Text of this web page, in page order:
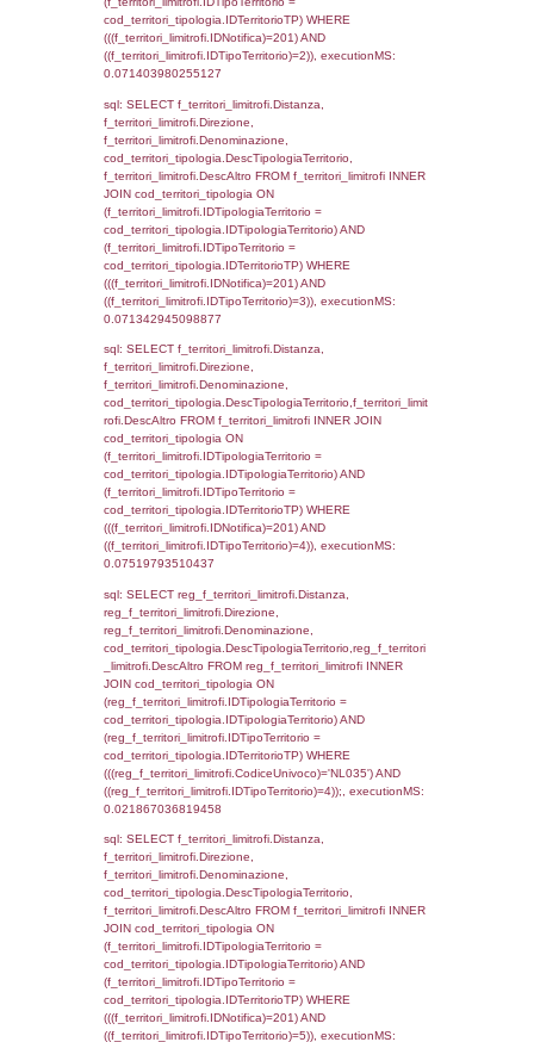
sql: SELECT a2p.Cognome, a2p.Nome
a2_ruolipersonale a2rp INNER JOIN
a2rp.IDPersonale = a2p.IDPersonale
(((a2p.IDNotifica)=201) AND
executionMS: 0.0030159950256348
sql: SELECT cod_ipa_aoo.des_amm,
d1_controlli.UntAmmTerr,
d1_controlli.Regione, d1_controlli.Provincia,
d1_controlli.Comune, d1_controlli.Via,
d1_controlli.Email, d1_controlli.Pec FROM
INNER JOIN d1_controlli ON
d1_controlli.UntAmmTerr where
executionMS: 0.022477865219116
sql: SELECT * FROM d2_autorizzazioni
IDNotifica=201, executionMS:
sql: SELECT Ispezione, IDArticoloComma,
StatoIspezione,
'%d/%m/%Y') as DataApertura,
DataChiusura,
'%d/%m/%Y') as DataUltimoPIR FROM
WHERE (((d3_ispezioni.IDNotifica)=201)),
0.00063085556030273
sql: SELECT el_nazioni.DescIT,
FROM f_confini_stato INNER JOIN
f_confini_stato.IDStato = el_nazioni.IDStato
f_confini_stato.IDNotifica = 201;,
0.00045418739318848
sql: SELECT el_regioni.Regione,
el_comuni.Comune,
f_confini INNER JOIN ((el_comuni INNER
ON el_comuni.IstProvincia =
INNER JOIN el_regioni ON
el_regioni.IstRegione) ON